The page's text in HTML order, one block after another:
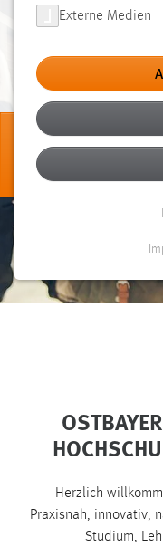
OTH AMBERG-
Infos zum
Studienstart
Herzlich
Praxisnah, innovativ,
Studium,
Externe Medien
Notwendige
Name:
Dieser Cookie
Optionen des
Cookie Laufzeit: